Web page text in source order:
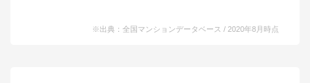
※出典：全国マンションデータベース / 2020年8月時点